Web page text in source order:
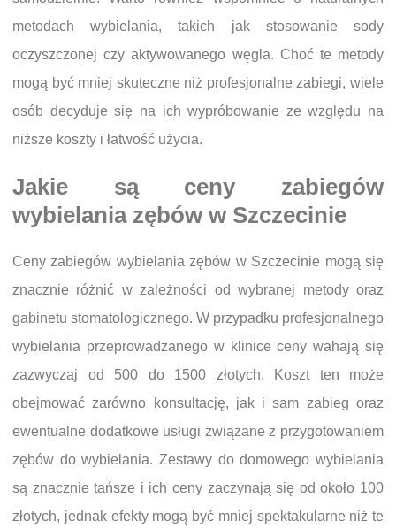
metodach wybielania, takich jak stosowanie sody
oczyszczonej czy aktywowanego węgla. Choć te metody
mogą być mniej skuteczne niż profesjonalne zabiegi, wiele
osób decyduje się na ich wypróbowanie ze względu na
niższe koszty i łatwość użycia.
Jakie są ceny zabiegów
wybielania zębów w Szczecinie
Ceny zabiegów wybielania zębów w Szczecinie mogą się
znacznie różnić w zależności od wybranej metody oraz
gabinetu stomatologicznego. W przypadku profesjonalnego
wybielania przeprowadzanego w klinice ceny wahają się
zazwyczaj od 500 do 1500 złotych. Koszt ten może
obejmować zarówno konsultację, jak i sam zabieg oraz
ewentualne dodatkowe usługi związane z przygotowaniem
zębów do wybielania. Zestawy do domowego wybielania
są znacznie tańsze i ich ceny zaczynają się od około 100
złotych, jednak efekty mogą być mniej spektakularne niż te